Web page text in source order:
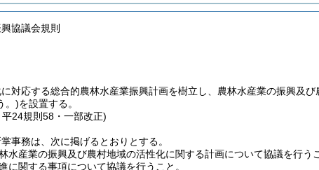
協議会規則
対応する総合的農林水産業振興計画を樹立し、農林水産業の振興及
。)を設置する。
24規則58・一部改正)
事務は、次に掲げるとおりとする。
水産業の振興及び農村地域の活性化に関する計画について協議を行う
に関する事項について協議を行うこと。